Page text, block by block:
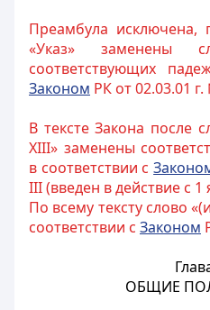
Преамбула исключена,
«Указ» заменены
соответствующих
Законом РК от 02.03.01
В тексте Закона после
XIII» заменены
в соответствии с
III (введен в действие с 1
По всему тексту слово
соответствии с Законом
ОБЩИЕ